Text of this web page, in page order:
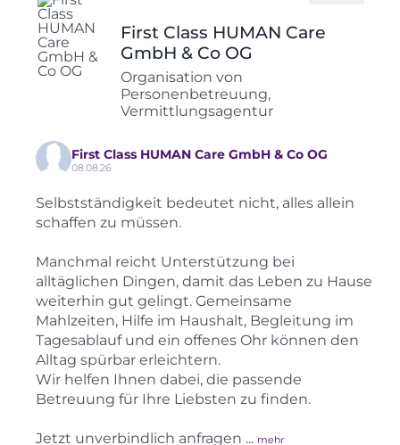
First Class HUMAN Care
GmbH & Co OG
Organisation von
Personenbetreuung,
Vermittlungsagentur
First Class HUMAN Care GmbH & Co OG
08.08.26
Selbstständigkeit bedeutet nicht, alles allein
schaffen zu müssen.
Manchmal reicht Unterstützung bei
alltäglichen Dingen, damit das Leben zu Hause
weiterhin gut gelingt. Gemeinsame
Mahlzeiten, Hilfe im Haushalt, Begleitung im
Tagesablauf und ein offenes Ohr können den
Alltag spürbar erleichtern.
Wir helfen Ihnen dabei, die passende
Betreuung für Ihre Liebsten zu finden.
Jetzt unverbindlich anfragen ... mehr